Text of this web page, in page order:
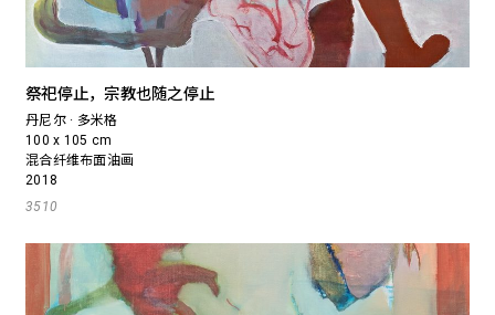
祭祀停止，宗教也随之停止
丹尼尔 · 多米格
100 x 105 cm
混合纤维布面油画
2018
3510